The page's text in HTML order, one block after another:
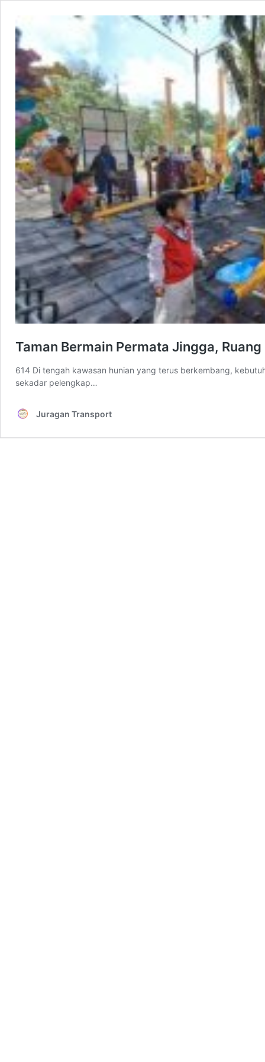
Taman Bermain Permata Jingga,
614 Di tengah kawasan hunian yang terus berkembang,
sekadar pelengkap…
Juragan Transport